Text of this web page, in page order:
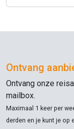
Ontvang
Ontvang onze
mailbox.
Maximaal 1 keer per
derden en je kunt je op